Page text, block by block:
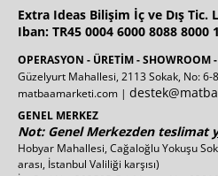
Extra Ideas Bilişim İç ve Dış Tic.
Iban: TR45 0004 6000 8088 8000
OPERASYON - ÜRETİM - SHOWROOM
Güzelyurt Mahallesi, 2113 Sokak, No:
matbaamarketi.com |
GENEL MERKEZ
Not: Genel Merkezden teslimat
Hobyar Mahallesi, Cağaloğlu Yokuşu
arası, İstanbul Valiliği karşısı)